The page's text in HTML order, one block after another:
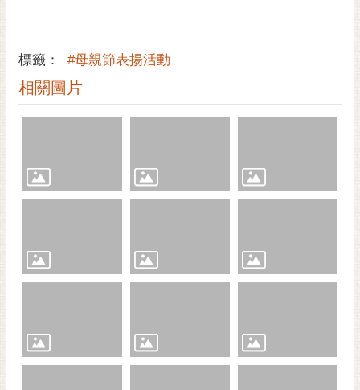
置
標籤： #母親節表揚活動
相關圖片